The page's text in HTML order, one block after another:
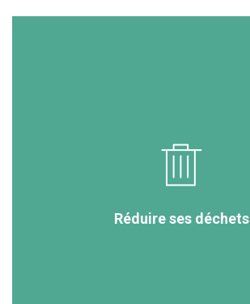
Réduire ses déchets